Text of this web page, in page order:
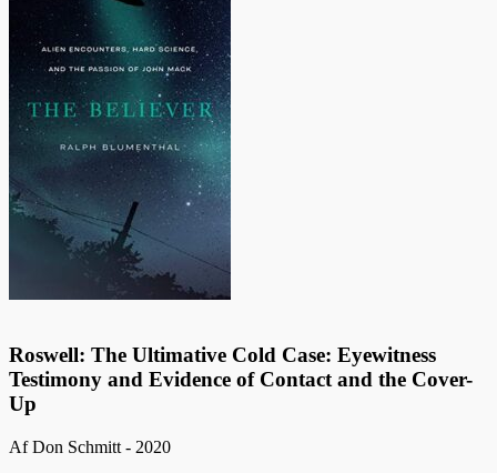
Roswell: The Ultimative Cold Case: Eyewitness
Testimony and Evidence of Contact and the Cover-
Up
Af Don Schmitt - 2020